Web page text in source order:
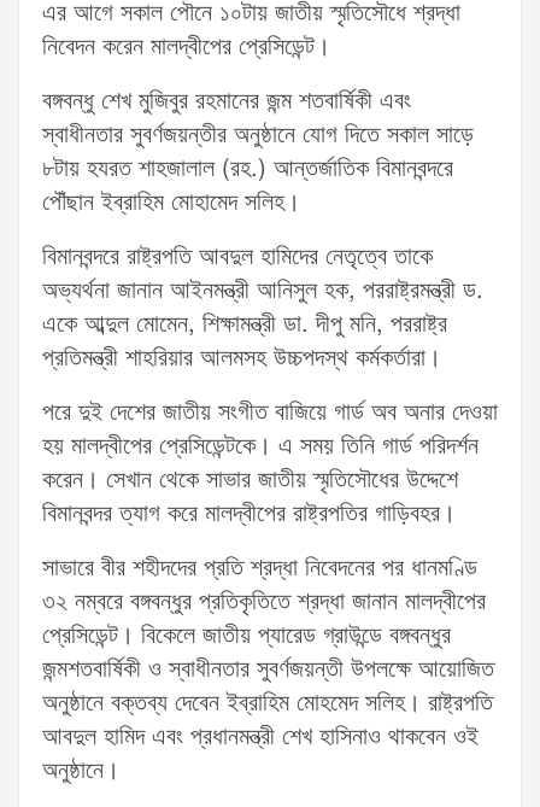
এর আগে সকাল পৌনে ১০টায় জাতীয় স্মৃতিসৌধে শ্রদ্ধা
নিবেদন করেন মালদ্বীপের প্রেসিডেন্ট।
বঙ্গবন্ধু শেখ মুজিবুর রহমানের জন্ম শতবার্ষিকী এবং
স্বাধীনতার সুবর্ণজয়ন্তীর অনুষ্ঠানে যোগ দিতে সকাল সাড়ে
৮টায় হযরত শাহজালাল (রহ.) আন্তর্জাতিক বিমানবন্দরে
পৌঁছান ইব্রাহিম মোহামেদ সলিহ।
বিমানবন্দরে রাষ্ট্রপতি আবদুল হামিদের নেতৃত্বে তাকে
অভ্যর্থনা জানান আইনমন্ত্রী আনিসুল হক, পররাষ্ট্রমন্ত্রী ড.
একে আব্দুল মোমেন, শিক্ষামন্ত্রী ডা. দীপু মনি, পররাষ্ট্র
প্রতিমন্ত্রী শাহরিয়ার আলমসহ উচ্চপদস্থ কর্মকর্তারা।
পরে দুই দেশের জাতীয় সংগীত বাজিয়ে গার্ড অব অনার দেওয়া
হয় মালদ্বীপের প্রেসিডেন্টকে। এ সময় তিনি গার্ড পরিদর্শন
করেন। সেখান থেকে সাভার জাতীয় স্মৃতিসৌধের উদ্দেশে
বিমানবন্দর ত্যাগ করে মালদ্বীপের রাষ্ট্রপতির গাড়িবহর।
সাভারে বীর শহীদদের প্রতি শ্রদ্ধা নিবেদনের পর ধানমণ্ডি
৩২ নম্বরে বঙ্গবন্ধুর প্রতিকৃতিতে শ্রদ্ধা জানান মালদ্বীপের
প্রেসিডেন্ট। বিকেলে জাতীয় প্যারেড গ্রাউন্ডে বঙ্গবন্ধুর
জন্মশতবার্ষিকী ও স্বাধীনতার সুবর্ণজয়ন্তী উপলক্ষে আয়োজিত
অনুষ্ঠানে বক্তব্য দেবেন ইব্রাহিম মোহমেদ সলিহ। রাষ্ট্রপতি
আবদুল হামিদ এবং প্রধানমন্ত্রী শেখ হাসিনাও থাকবেন ওই
অনুষ্ঠানে।